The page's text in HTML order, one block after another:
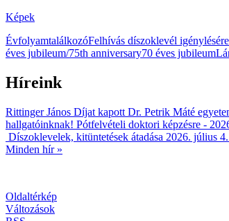
Képek
ÉvfolyamtalálkozóFelhívás díszoklevél igénylésére
éves jubileum/75th anniversary70 éves jubileum
Híreink
Rittinger János Díjat kapott Dr. Petrik Máté
hallgatóinknak! Pótfelvételi doktori képzésre -
Díszoklevelek, kitüntetések átadása 2026. július
Minden hír »
Oldaltérkép
Változások